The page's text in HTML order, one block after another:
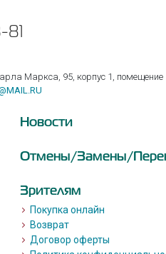
Маркса, 95, корпус 1, помещение
Новости
Отмены/Замены/
Зрителям
Покупка онлайн
Возврат
Договор оферты